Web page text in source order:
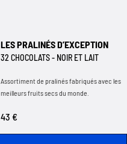
LES PRALINÉS D’EXCEPTION
32 CHOCOLATS - NOIR ET LAIT
Assortiment de pralinés fabriqués avec les
meilleurs fruits secs du monde.
43 €